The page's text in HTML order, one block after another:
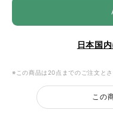
日本国
※この商品は20点までのご注文とさ
この